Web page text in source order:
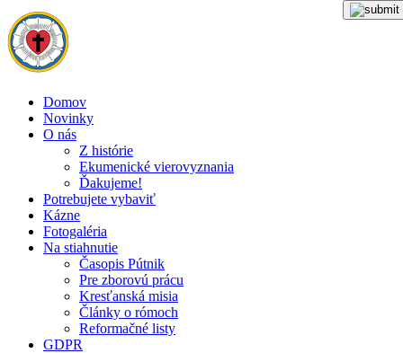
Domov
Novinky
O nás
Z histórie
Ekumenické vierovyznania
Ďakujeme!
Potrebujete vybaviť
Kázne
Fotogaléria
Na stiahnutie
Časopis Pútnik
Pre zborovú prácu
Kresťanská misia
Články o rómoch
Reformačné listy
GDPR